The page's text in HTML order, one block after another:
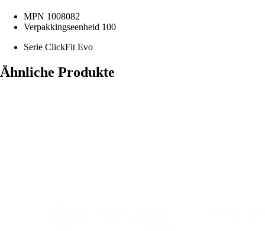
MPN 1008082
Verpakkingseenheid 100
Serie ClickFit Evo
Ähnliche Produkte